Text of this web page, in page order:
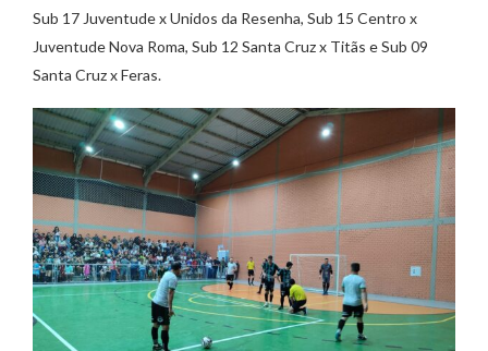
Sub 17 Juventude x Unidos da Resenha, Sub 15 Centro x
Juventude Nova Roma, Sub 12 Santa Cruz x Titãs e Sub 09
Santa Cruz x Feras.